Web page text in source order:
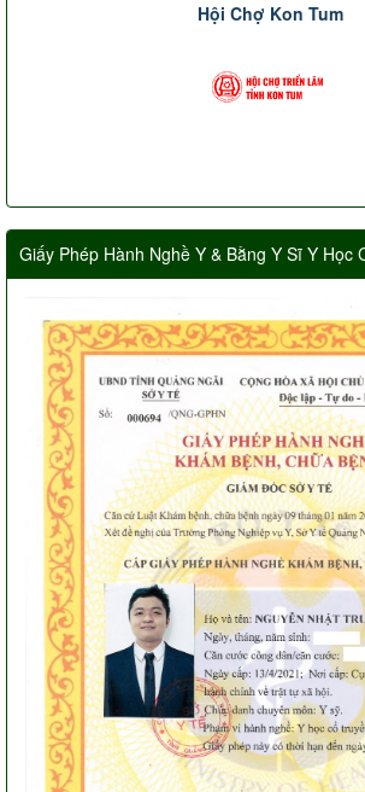
Hội Chợ Kon Tum
Giấy Phép Hành Nghề Y & Bằng Y Sĩ Y Học